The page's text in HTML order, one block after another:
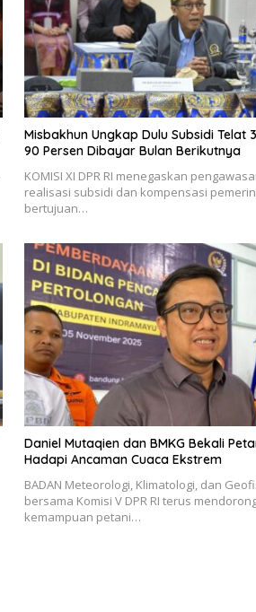
Misbakhun Ungkap Dulu Subsidi Telat
90 Persen Dibayar Bulan Berikutnya
KOMISI XI DPR RI menegaskan
realisasi subsidi dan kompensasi
bertujuan…
Daniel Mutaqien dan BMKG Bekali
Hadapi Ancaman Cuaca Ekstrem
BADAN Meteorologi, Klimatologi, dan
bersama Komisi V DPR RI terus
kemampuan petani…